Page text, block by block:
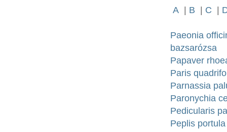
A B C
Paeonia
bazsarózsa
Papaver
Paris
Parnassia
Paronychia
Pedicularis
Peplis